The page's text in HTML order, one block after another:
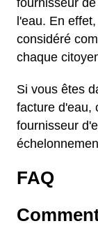
fournisseur
l'eau. En
considéré
chaque
Si vous êtes
facture d'eau,
fournisseur
FAQ